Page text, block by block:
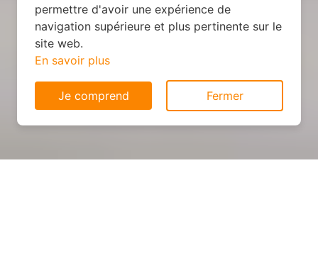
permettre d'avoir une expérience de
navigation supérieure et plus pertinente sur le
site web.
En savoir plus
Je comprend Fermer